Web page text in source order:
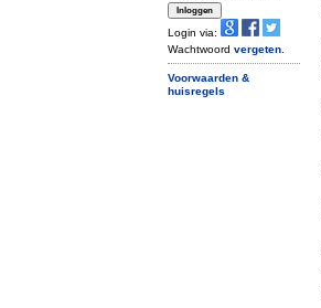
Login via:
Wachtwoord vergeten
Voorwaarden &
huisregels